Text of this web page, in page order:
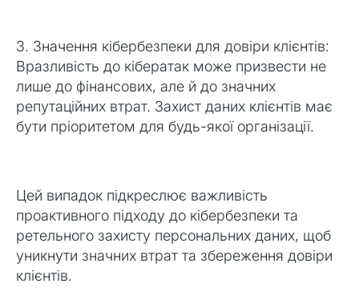
3. Значення кібербезпеки для довіри клієнтів:
Вразливість до кібератак може призвести не
лише до фінансових, але й до значних
репутаційних втрат. Захист даних клієнтів має
бути пріоритетом для будь-якої організації.
Цей випадок підкреслює важливість
проактивного підходу до кібербезпеки та
ретельного захисту персональних даних, щоб
уникнути значних втрат та збереження довіри
клієнтів.